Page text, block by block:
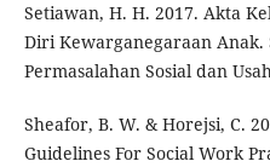
Setiawan, H. H. 2017. Akta
Diri Kewarganegaraan Anak.
Permasalahan Sosial dan
Sheafor, B. W. & Horejsi, C.
Guidelines For Social Work